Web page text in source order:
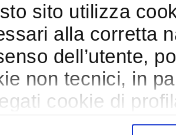
sito utilizza
alla corretta
dell’utente,
non tecnici, in
cookie di
verso